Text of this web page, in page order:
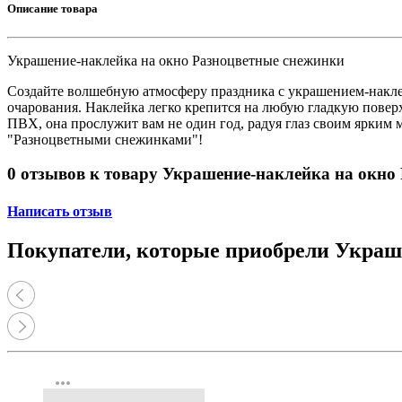
Шредеры
Описание товара
Украшение-наклейка на окно Разноцветные снежинки
Создайте волшебную атмосферу праздника с украшением-
очарования. Наклейка легко крепится на любую гладкую
ПВХ, она прослужит вам не один год, радуя глаз своим ярким
"Разноцветными снежинками"!
0 отзывов к товару Украшение-наклейка на
Написать отзыв
Покупатели, которые приобрели
more_horiz